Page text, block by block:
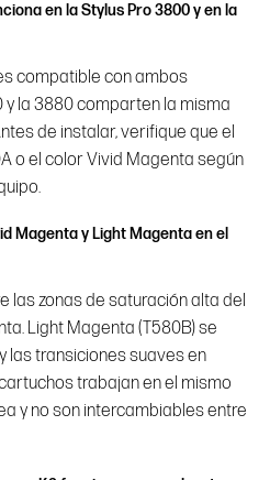
en la Stylus Pro 3800 y en la
compatible con ambos
y la 3880 comparten la misma
de instalar, verifique que el
o el color Vivid Magenta según
Magenta y Light Magenta en el
las zonas de saturación alta del
Light Magenta (T580B) se
las transiciones suaves en
trabajan en el mismo
y no son intercambiables entre